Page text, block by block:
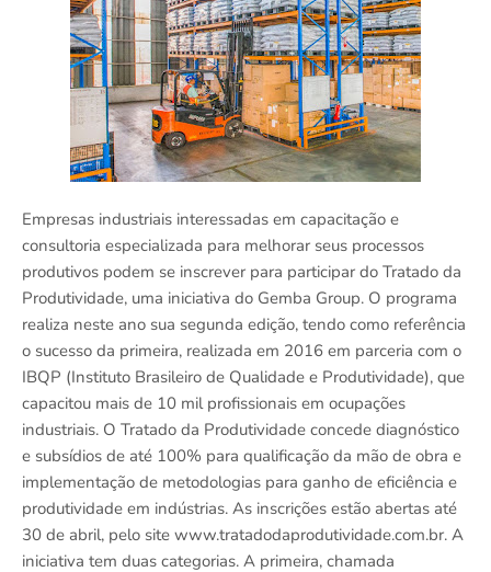
Empresas industriais interessadas em capacitação e
consultoria especializada para melhorar seus processos
produtivos podem se inscrever para participar do Tratado da
Produtividade, uma iniciativa do Gemba Group. O programa
realiza neste ano sua segunda edição, tendo como referência
o sucesso da primeira, realizada em 2016 em parceria com o
IBQP (Instituto Brasileiro de Qualidade e Produtividade), que
capacitou mais de 10 mil profissionais em ocupações
industriais. O Tratado da Produtividade concede diagnóstico
e subsídios de até 100% para qualificação da mão de obra e
implementação de metodologias para ganho de eficiência e
produtividade em indústrias. As inscrições estão abertas até
30 de abril, pelo site www.tratadodaprodutividade.com.br. A
iniciativa tem duas categorias. A primeira, chamada